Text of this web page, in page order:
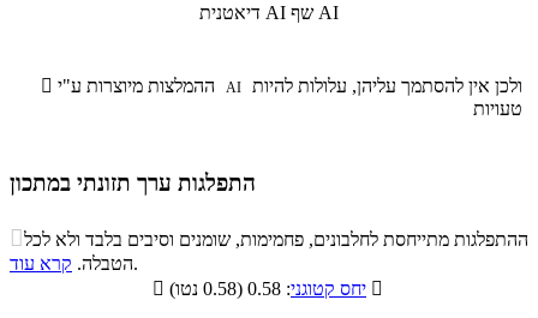
דיאטנית AI שף AI
 AI
טעויות
התפלגות ערך תזונתי במתכון
התפלגות ערך תזונתי במתכון
סיבים
תזונתיים
שומנים חלבונים
22.4% 40.8%
ההתפלגות מתייחסת לחלבונים, פחמימות, שומנים וסיבים בלבד ולא לכל
הטבלה. קרא עוד
.

יחס קטוגני 